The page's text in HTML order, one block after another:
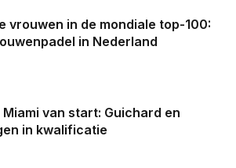
vrouwen in de mondiale top-100:
in Nederland
Miami van start: Guichard en
in kwalificatie